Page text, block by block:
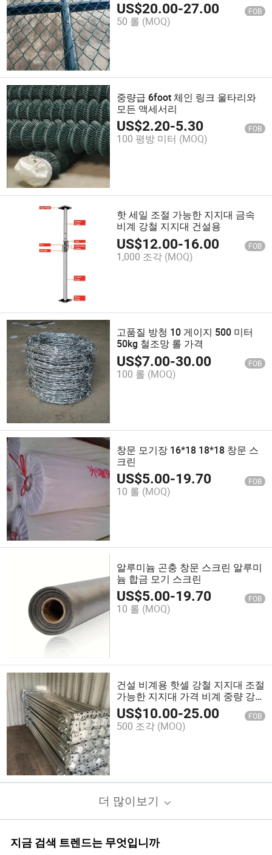
US$20.00-27.00 FOB
50 롤 (MOQ)
중량급 6foot 체인 링크 울타리와
모든 액세서리
US$2.20-5.30 FOB
100 평방 미터 (MOQ)
핫 세일 조절 가능한 지지대 금속
비계 강철 지지대 건설용
US$12.00-16.00 FOB
1,000 조각 (MOQ)
고품질 방청 10 게이지 500 미터
50kg 철조망 롤 가격
US$7.00-30.00 FOB
100 롤 (MOQ)
창문 모기장 16*18 18*18 창문 스
크린
US$5.00-19.70 FOB
10 롤 (MOQ)
알루미늄 곤충 창문 스크린 알루미
늄 합금 모기 스크린
US$5.00-19.70 FOB
10 롤 (MOQ)
건설 비계용 핫셀 강철 지지대 조절
가능한 지지대 가격 비계 중량 강철
지지대
US$10.00-25.00 FOB
500 조각 (MOQ)
더 많이보기
지금 검색 트렌드는 무엇입니까